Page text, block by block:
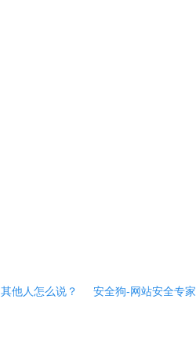
其他人怎么说？ 安全狗-网站安全专家